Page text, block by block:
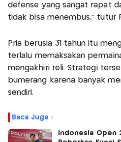
defense yang sangat rapat
tidak bisa menembus," tutur
Pria berusia 31 tahun itu
terlalu memaksakan
mengakhiri reli. Strategi
bumerang karena banyak
sendiri.
Baca Juga :
Indonesia Open